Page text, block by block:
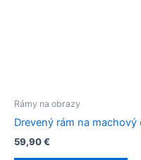
Rámy na obrazy
Drevený rám na
59,90€